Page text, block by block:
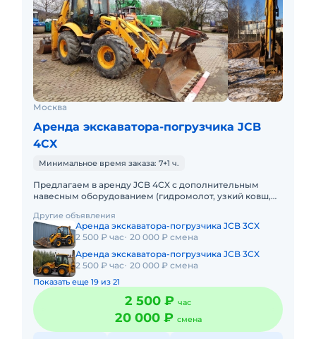
Москва
Аренда экскаватора-погрузчика JCB
4CX
Минимальное время заказа: 7+1 ч.
Предлагаем в аренду JCB 4CX с дополнительным
навесным оборудованием (гидромолот, узкий ковш,
документов. С операторо
Другие объявления
Аренда экскаватора-погрузчика JCB 3CX
2 500 ₽ час 20 000 ₽ смена
Аренда экскаватора-погрузчика JCB 3CX
2 500 ₽ час 20 000 ₽ смена
Показать еще 19 из 21
2 500 ₽ час
20 000 ₽ смена